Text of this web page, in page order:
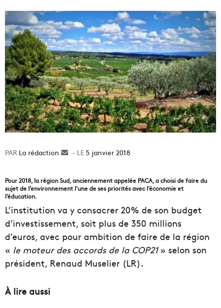
La rédaction
Envoyer5 janvier 2018
Pour 2018, la région Sud, anciennement appelée PACA, a choisi de faire du
sujet de l’environnement l’une de ses priorités avec l’économie et
l’éducation.
L’institution va y consacrer 20% de son budget
d’investissement, soit plus de 350 millions
d’euros, avec pour ambition de faire de la région
« le moteur des accords de la COP21» selon son
président, Renaud Muselier (LR).
À lire aussi